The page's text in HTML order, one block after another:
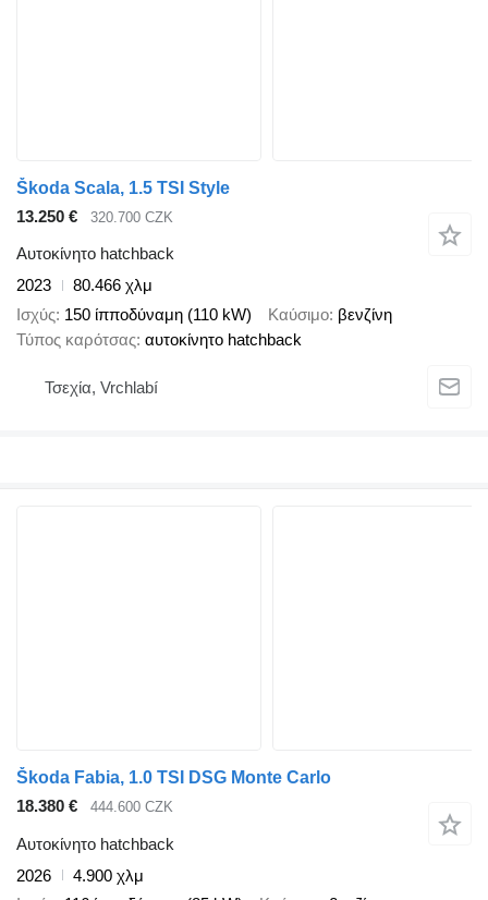
Škoda Scala, 1.5 TSI Style
13.250 €
320.700 CZK
Αυτοκίνητο hatchback
2023
80.466 χλμ
Ισχύς 150 ίπποδύναμη (110 kW) Καύσιμο βενζίνη
Τύπος καρότσας αυτοκίνητο hatchback
Τσεχία, Vrchlabí
Škoda Fabia, 1.0 TSI DSG Monte Carlo
18.380 €
444.600 CZK
Αυτοκίνητο hatchback
2026
4.900 χλμ